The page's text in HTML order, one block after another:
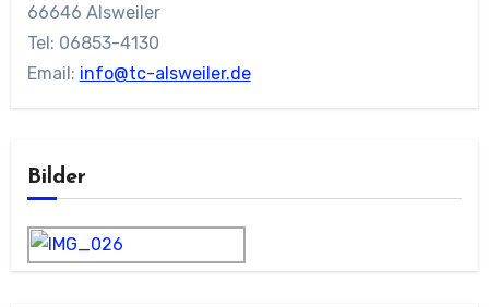
66646 Alsweiler
Tel: 06853-4130
Email: info@tc-alsweiler.de
Bilder